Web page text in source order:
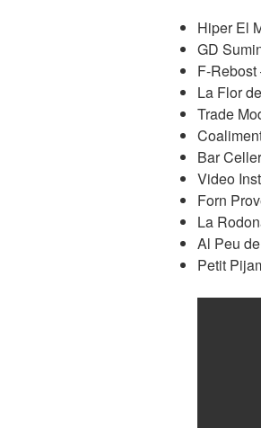
Hiper El
GD
F-
La Flor
Trade
Bar
Video
Forn
La
Al Peu
Petit